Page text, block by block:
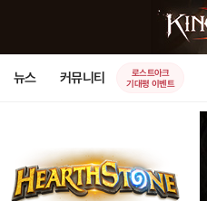
뉴스 커뮤니티
로스트아크
기대평 이벤트